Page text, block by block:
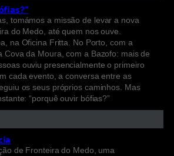
tomámos a missão de levar a nova
do Medo, até quem nos ouve.
na Oficina Fritta. No Porto, com a
Cova da Moura, com a Bazofo: mais de
ouviu presencialmente o primeiro
cada evento, a conversa entre as
os seus próprios caminhos. Mas
“porquê ouvir bófias?”
de Fronteira do Medo, uma